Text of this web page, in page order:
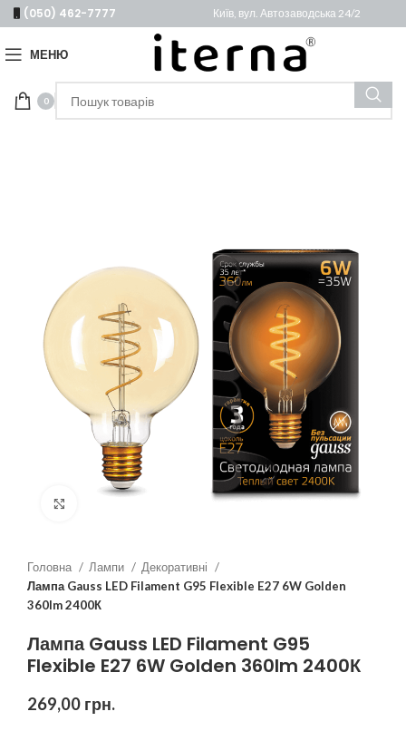
(050) 462-7777 Київ, вул. Автозаводська 24/2
МЕНЮ
0
Клацніть, щоб збільшити
Головна Лампи
Декоративні
Лампа Gauss LED Filament G95 Flexible E27 6W Golden
360lm 2400К
Лампа Gauss LED Filament G95
Flexible E27 6W Golden 360lm 2400К
269,00 грн.